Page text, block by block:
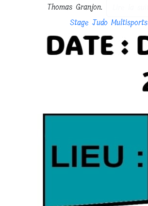
Thomas Granjon.
Stage Judo Multisports